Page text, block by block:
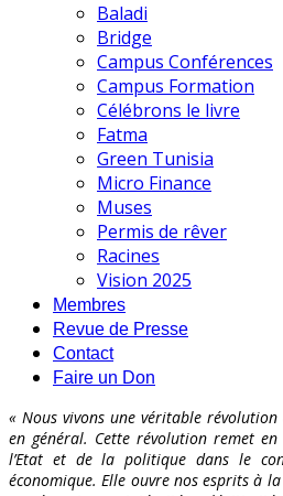
Baladi
Bridge
Campus Conférences
Campus Formation
Célébrons le livre
Fatma
Green Tunisia
Micro Finance
Muses
Permis de rêver
Racines
Vision 2025
Membres
Revue de Presse
Contact
Faire un Don
« Nous vivons une véritable révolution
en général. Cette révolution remet
l’Etat et de la politique dans le
économique. Elle ouvre nos esprits à